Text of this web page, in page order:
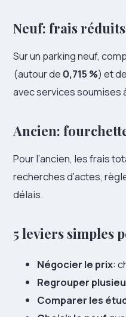
Neuf: frais
Sur un parking neuf,
(autour de 0,715 %) et
avec services soumises
Ancien:
Pour l’ancien, les frais
recherches d’actes,
délais.
5 leviers simples
Négocier le prix:
Regrouper
Comparer les